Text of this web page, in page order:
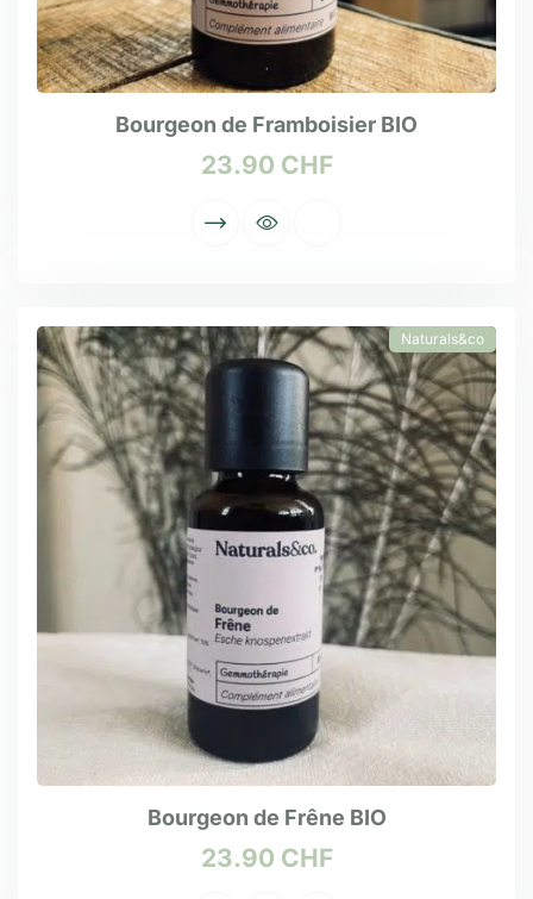
Bourgeon de Framboisier BIO
23.90 CHF
Naturals&co
Bourgeon de Frêne BIO
23.90 CHF